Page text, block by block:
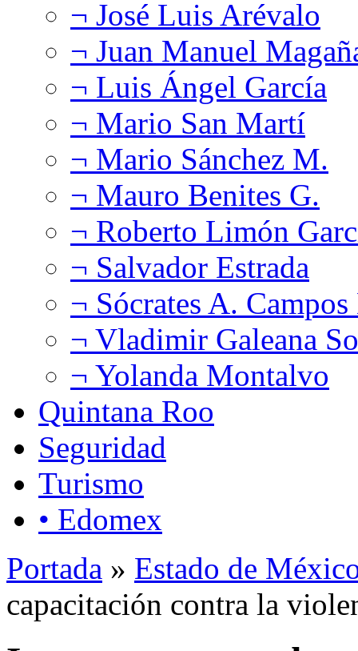
¬ José Luis Arévalo
¬ Juan Manuel
¬ Luis Ángel García
¬ Mario San Martí
¬ Mario Sánchez M.
¬ Mauro Benites G.
¬ Roberto Limón
¬ Salvador Estrada
¬ Sócrates A.
¬ Vladimir Galeana
¬ Yolanda Montalvo
Quintana Roo
Seguridad
Turismo
• Edomex
Portada » Estado de
capacitación contra la